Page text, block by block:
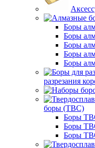
Боры
Боры
Боры
Боры
Боры
разрезания
боры (ТВС)
Боры
Боры
Боры